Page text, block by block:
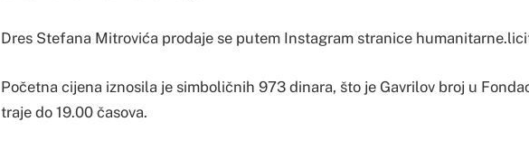
Dres Stefana Mitrovića prodaje se putem Instagram stranice
Početna cijena iznosila je simboličnih 973 dinara, što je Gavrilov broj u
traje do 19.00 časova.